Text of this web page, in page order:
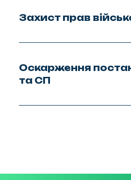
Захист прав
Оскарження
та СП